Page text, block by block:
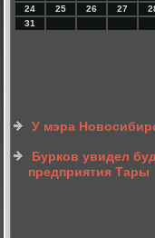
24
25 26 27
31
У мэра
Бурков увидел
предприятия Тары